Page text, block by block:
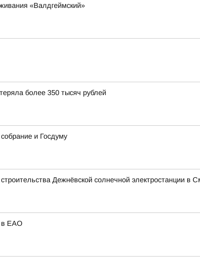
«Валдгеймский»
более 350 тысяч рублей
и Госдуму
Дежнёвской солнечной электростанции в
в ЕАО